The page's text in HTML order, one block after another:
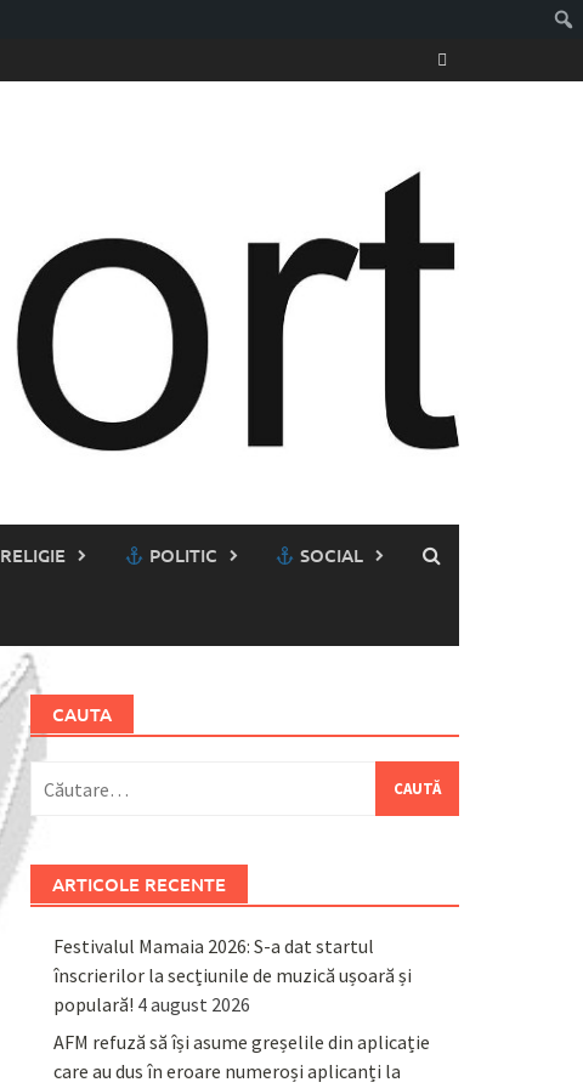
RELIGIE POLITIC SOCIAL
CAUTA
după:
ARTICOLE RECENTE
Festivalul Mamaia 2026: S-a dat startul
înscrierilor la secțiunile de muzică ușoară și
populară! 4 august 2026
AFM refuză să își asume greșelile din aplicație
care au dus în eroare numeroși aplicanți la